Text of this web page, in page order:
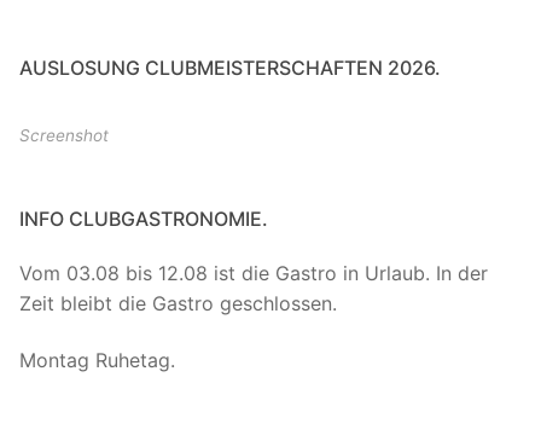
AUSLOSUNG CLUBMEISTERSCHAFTEN 2026.
Screenshot
INFO CLUBGASTRONOMIE.
Vom 03.08 bis 12.08 ist die Gastro in Urlaub. In der
Zeit bleibt die Gastro geschlossen.
Montag Ruhetag.